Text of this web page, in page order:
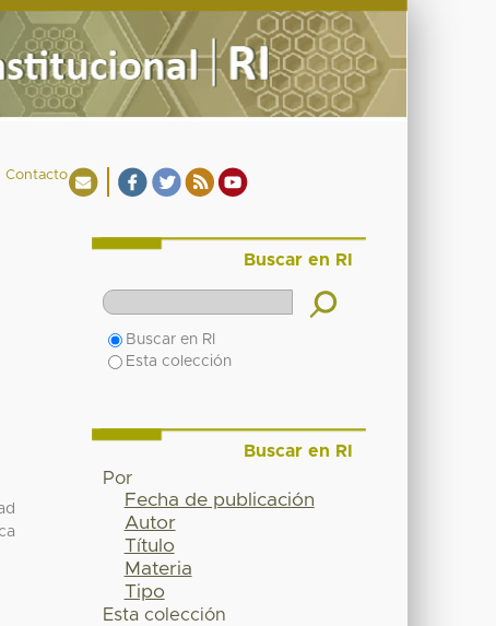
Contacto
Buscar en RI
Buscar en RI
Esta colección
Buscar en RI
Por
Fecha de publicación
Autor
Título
Materia
Tipo
Esta colección